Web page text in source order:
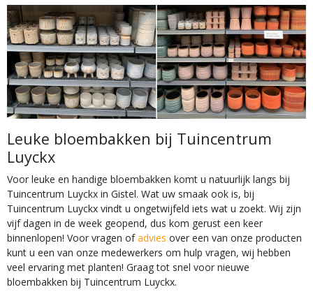
Leuke bloembakken bij Tuincentrum
Luyckx
Voor leuke en handige bloembakken komt u natuurlijk langs bij
Tuincentrum Luyckx in Gistel. Wat uw smaak ook is, bij
Tuincentrum Luyckx vindt u ongetwijfeld iets wat u zoekt. Wij zijn
vijf dagen in de week geopend, dus kom gerust een keer
binnenlopen! Voor vragen ofadvies over een van onze producten
kunt u een van onze medewerkers om hulp vragen, wij hebben
veel ervaring met planten! Graag tot snel voor nieuwe
bloembakken bij Tuincentrum Luyckx.